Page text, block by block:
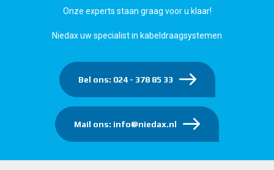
Onze experts staan graag voor u klaar!
Niedax uw specialist in kabeldraagsystemen
Bel ons: 024 - 378 85 33
Mail ons: info@niedax.nl